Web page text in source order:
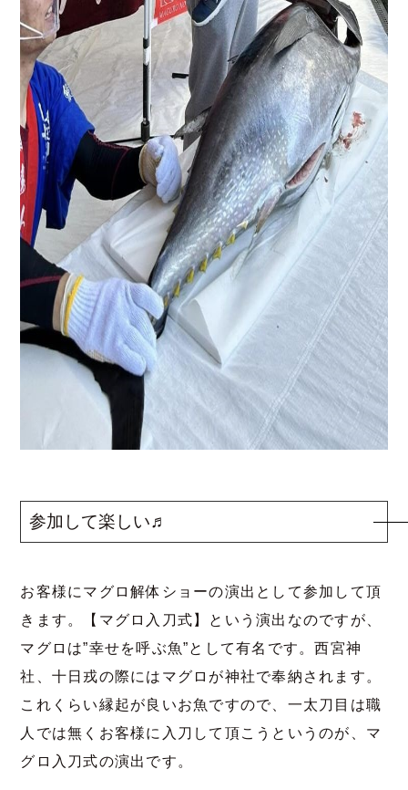
参加して楽しい♬
お客様にマグロ解体ショーの演出として参加して頂
きます。【マグロ入刀式】という演出なのですが、
マグロは”幸せを呼ぶ魚”として有名です。西宮神
社、十日戎の際にはマグロが神社で奉納されます。
これくらい縁起が良いお魚ですので、一太刀目は職
人では無くお客様に入刀して頂こうというのが、マ
グロ入刀式の演出です。